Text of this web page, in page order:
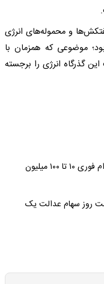
و محموله‌های انرژی
موضوعی که همزمان با
گذرگاه انرژی را برجسته
وام برای یارانه بگیران بدون ضامن | وام فوری ۱۰ تا ۱۰۰ میلیون
روز سهام عدالت یک